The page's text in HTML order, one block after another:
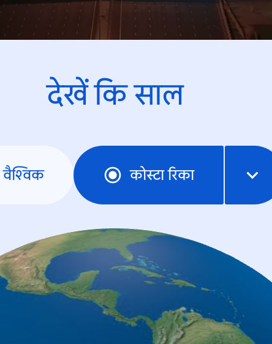
देखें कि साल
वैश्विक कोस्टा रिका